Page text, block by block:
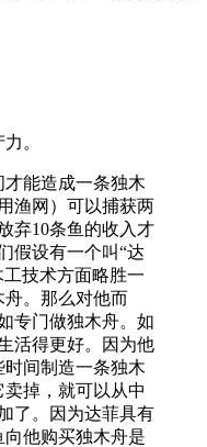
。
能造成一条独木
渔网）可以捕获两
弃10条鱼的收入才
假设有一个叫“达
技术方面略胜一
舟。那么对他而
专门做独木舟。如
活得更好。因为他
间制造一条独木
掉，就可以从中
了。因为达菲具有
他购买独木舟是